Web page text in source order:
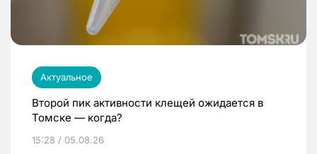
Актуальное
Второй пик активности клещей ожидается в
Томске — когда?
15:28 / 05.08.26